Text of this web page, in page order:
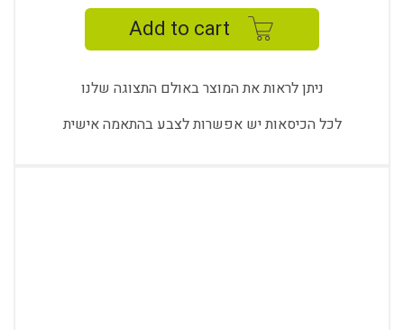
Add to cart
ניתן לראות את המוצר באולם התצוגה שלנו
לכל הכיסאות יש אפשרות לצבע בהתאמה אישית